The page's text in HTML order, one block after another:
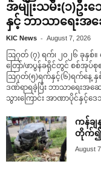
အမျိုးသမီး(၁)ဦးသ
နှင့် ဘာသာရေးအ
KIC News - August 7, 2026
ဩဂုတ် (၇) ရက်၊ ၂၀၂၆ ခုနှ
တြော်/ဖာပွန်ခရိုင်တွင် စစ်အု
ဩဂုတ်(၅)ရက်နှင့်(၆)ရက်နေ့ နှ
ဒဏ်ရာရခဲ့ပြီး ဘာသာရေးအ
သွားကြောင်း အာဏာပိုင်နှင့်
ကန်ချ
တိုက်၍
August